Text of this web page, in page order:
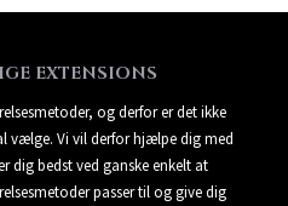
EXTENSIONS
og derfor er det ikke
vælge. Vi vil derfor hjælpe dig med
dig bedst ved ganske enkelt at
passer til og give dig